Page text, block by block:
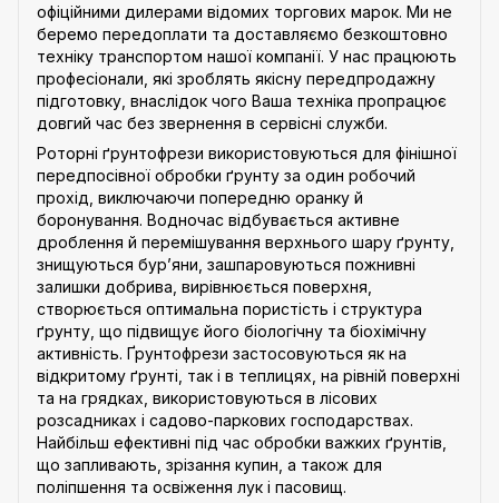
офіційними дилерами відомих торгових марок. Ми не
беремо передоплати та доставляємо безкоштовно
техніку транспортом нашої компанії. У нас працюють
професіонали, які зроблять якісну передпродажну
підготовку, внаслідок чого Ваша техніка пропрацює
довгий час без звернення в сервісні служби.
Роторні ґрунтофрези використовуються для фінішної
передпосівної обробки ґрунту за один робочий
прохід, виключаючи попередню оранку й
боронування. Водночас відбувається активне
дроблення й перемішування верхнього шару ґрунту,
знищуються бур’яни, зашпаровуються пожнивні
залишки добрива, вирівнюється поверхня,
створюється оптимальна пористість і структура
ґрунту, що підвищує його біологічну та біохімічну
активність. Ґрунтофрези застосовуються як на
відкритому ґрунті, так і в теплицях, на рівній поверхні
та на грядках, використовуються в лісових
розсадниках і садово-паркових господарствах.
Найбільш ефективні під час обробки важких ґрунтів,
що запливають, зрізання купин, а також для
поліпшення та освіження лук і пасовищ.